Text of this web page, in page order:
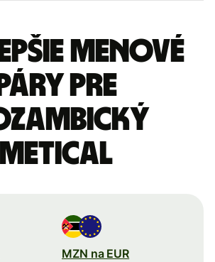
menové
páry pre
metical
MZN na EUR